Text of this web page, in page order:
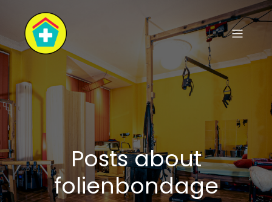
Posts about
folienbondage